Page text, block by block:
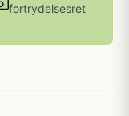
fortrydelsesret